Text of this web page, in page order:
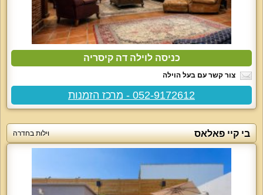
כניסה לוילה דה קיסריה
צור קשר עם בעל הוילה
052-9172612 - מרכז הזמנות
בי קיי פאלאס וילות בחדרה